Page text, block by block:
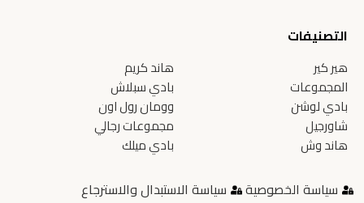
التصنيفات
هير كير
المجموعات
بادي لوشن
شاورجيل
هاند وش
هاند كريم
بادي سبلاش
وومان رول اون
مجموعات رجالي
بادي ميلك
سياسة الخصوصية سياسة الاستبدال والاسترجاع